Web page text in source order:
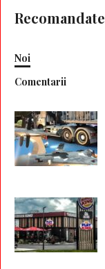
Recomandate
Noi
Comentarii